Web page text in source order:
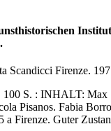
Scandicci Firenze.
100 S. : INHALT: Max
Pisanos. Fabia
a Firenze. Guter